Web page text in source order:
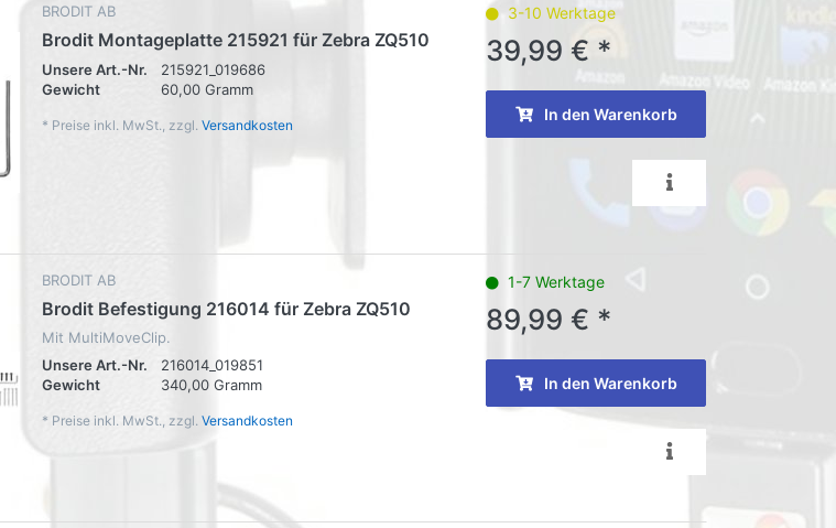
BRODIT AB
Brodit Montageplatte 215921 für Zebra ZQ510
Unsere Art.-Nr.
215921_019686
Gewicht
60,00 Gramm
* Preise inkl. MwSt., zzgl. Versandkosten
3-10 Werktage
39,99 € *
In den Warenkorb
BRODIT AB
Brodit Befestigung 216014 für Zebra ZQ510
Mit MultiMoveClip.
Unsere Art.-Nr.
216014_019851
Gewicht
340,00 Gramm
* Preise inkl. MwSt., zzgl. Versandkosten
1-7 Werktage
89,99 € *
In den Warenkorb